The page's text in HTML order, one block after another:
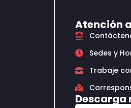
Atención
Sedes y
Trabaje
Descarga